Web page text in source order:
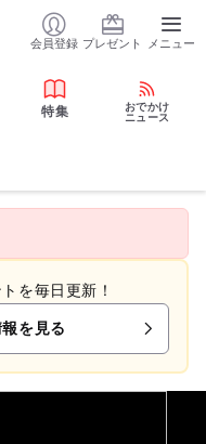
会員登録 プレゼント メニュー
特集
おでかけ
ニュース
を毎日更新！
を見る